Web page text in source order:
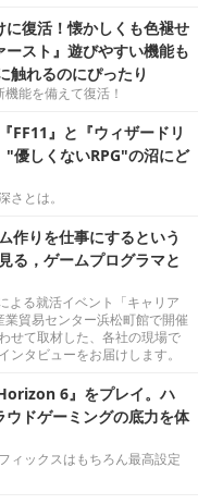
復活！懐かしくも色褪せ
スト』遊びやすい機能も
触れるのにぴったり
能を備えて復活！
FF11』と『ウィザードリ
"優しくないRPG"の沼にど
さとは。
作りを仕事にするという
る，ゲームプログラマと
る就活イベント「キャリア
貿易センター浜松町館で開催
せて取材した、各社の現場で
タビューをお届けします。
6』をプレイ。ハ
ドゲーミングの底力を体
ィックスはもちろん最高設定